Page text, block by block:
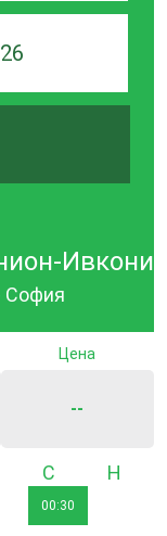
Ивкони
София
Цена
--
Събота
00:30